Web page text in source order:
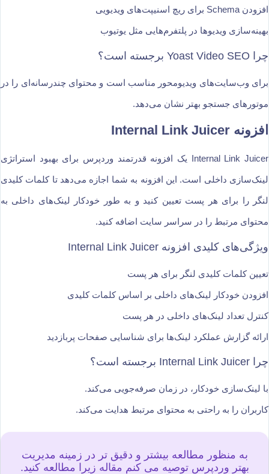
افزودن Schema برای ریچ اسنیپت‌های ویدیویی
بهینه‌سازی ویدیوها در پلتفرم‌هایی مثل یوتیوب
چرا Yoast Video SEO برجسته است؟
برای وب‌سایت‌های ویدیومحور مناسب است و محتوای چندرسانه‌ای را در
موتورهای جستجو بهتر نشان می‌دهد.
افزونه Internal Link Juicer
Internal Link Juicer یک افزونه قدرتمند وردپرس برای بهبود استراتژی
لینک‌سازی داخلی است. این افزونه به شما اجازه می‌دهد تا کلمات کلیدی
لنگر را برای هر پست تعیین کنید و به طور خودکار لینک‌های داخلی به
محتوای مرتبط را در سراسر سایت اضافه کنید.
ویژگی‌های کلیدی افزونه Internal Link Juicer
تعیین کلمات کلیدی لنگر برای هر پست
افزودن خودکار لینک‌های داخلی بر اساس کلمات کلیدی
کنترل تعداد لینک‌های داخلی در هر پست
ارائه گزارش عملکرد لینک‌ها برای شناسایی صفحات پربازدید
چرا Internal Link Juicer برجسته است؟
با لینک‌سازی خودکار، در زمان صرفه‌جویی می‌کند.
کاربران را به راحتی به محتوای مرتبط هدایت می‌کند.
به منظور مطالعه بیشتر و دقیق تر در زمینه مدیریت
بهتر وردپرس توصیه می کنم مقاله زیرا مطالعه کنید.